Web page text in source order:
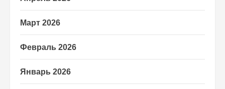
Март 2026
Февраль 2026
Январь 2026